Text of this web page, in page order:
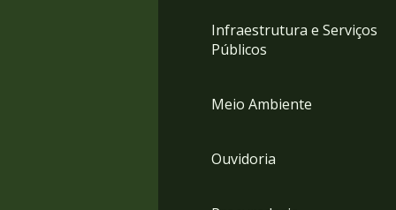
Infraestrutura e Serviços
Públicos
Meio Ambiente
Ouvidoria